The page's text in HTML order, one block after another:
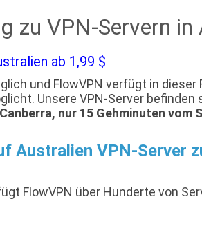
zu VPN-Servern
ab 1,99 $
und FlowVPN verfügt in
Unsere VPN-Server befinden
nur 15 Gehminuten
Australien VPN-Server
FlowVPN über Hunderte von